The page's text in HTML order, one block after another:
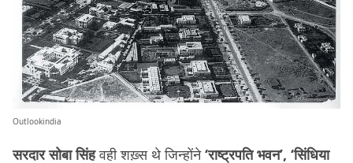
Outlookindia
सरदार सोबा सिंहवही शख़्स थे जिन्होंने‘राष्ट्रपति भवन’, ‘सिंधिया